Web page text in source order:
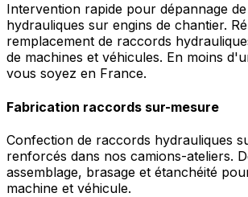
Intervention rapide pour dépannage
hydrauliques sur engins de chantier.
remplacement de raccords
de machines et véhicules. En moins
vous soyez en France.
Fabrication raccords sur-mesure
Confection de raccords hydrauliques
renforcés dans nos camions-ateliers.
assemblage, brasage et étanchéité
machine et véhicule.